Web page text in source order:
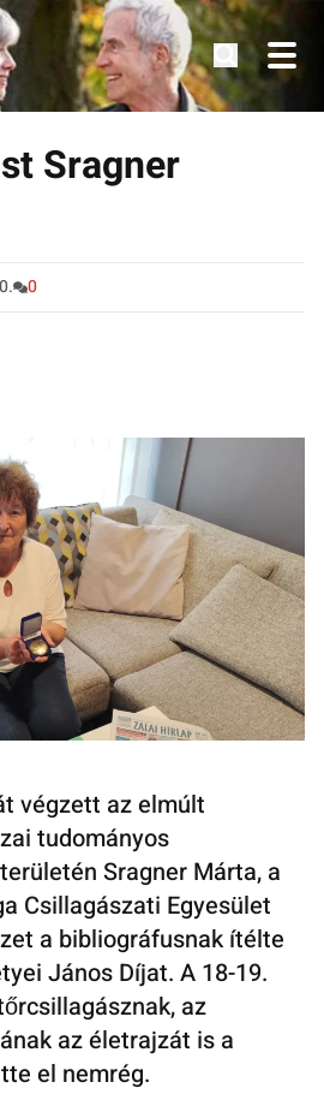
idősek számára.
Sragner
0
végzett az elmúlt
tudományos
Sragner Márta, a
Csillagászati Egyesület
a bibliográfusnak ítélte
János Díjat. A 18-19.
az
az életrajzát is a
el nemrég.